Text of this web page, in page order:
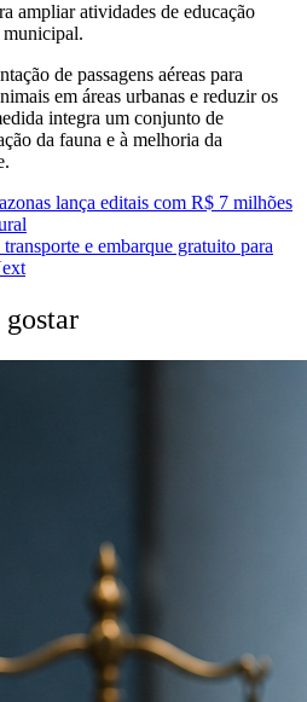
ampliar atividades de educação
municipal.
de passagens aéreas para
em áreas urbanas e reduzir os
integra um conjunto de
da fauna e à melhoria da
lança editais com R$ 7 milhões
e embarque gratuito para